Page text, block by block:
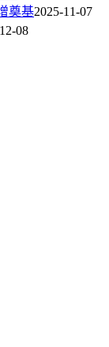
奠基2025-11-07
08